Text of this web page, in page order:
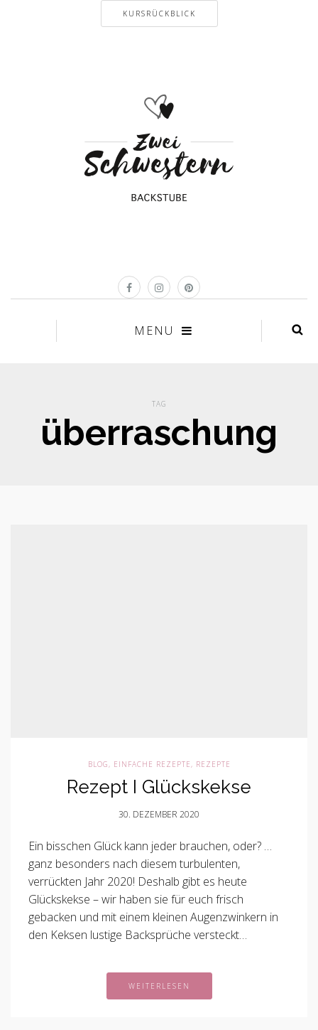
KURSRÜCKBLICK
MENU
TAG
überraschung
BLOG, EINFACHE REZEPTE, REZEPTE
Rezept I Glückskekse
30. DEZEMBER 2020
Ein bisschen Glück kann jeder brauchen, oder? …
ganz besonders nach diesem turbulenten,
verrückten Jahr 2020! Deshalb gibt es heute
Glückskekse – wir haben sie für euch frisch
gebacken und mit einem kleinen Augenzwinkern in
den Keksen lustige Backsprüche versteckt…
WEITERLESEN